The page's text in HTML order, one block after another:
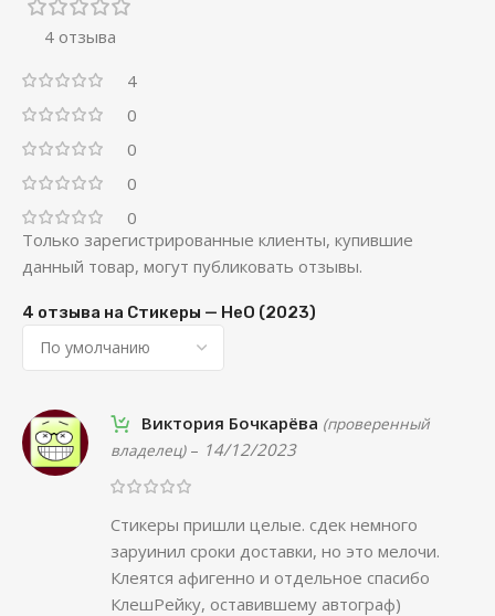
4 отзыва
4
0
0
0
0
4 отзыва на Стикеры — HeO (2023)
Виктория Бочкарёва (проверенный
владелец) – 14/12/2023
Стикеры пришли целые. сдек немного
заруинил сроки доставки, но это мелочи.
Клеятся афигенно и отдельное спасибо
КлешРейку, оставившему автограф)
Только зарегистрированные клиенты, купившие
данный товар, могут публиковать отзывы.